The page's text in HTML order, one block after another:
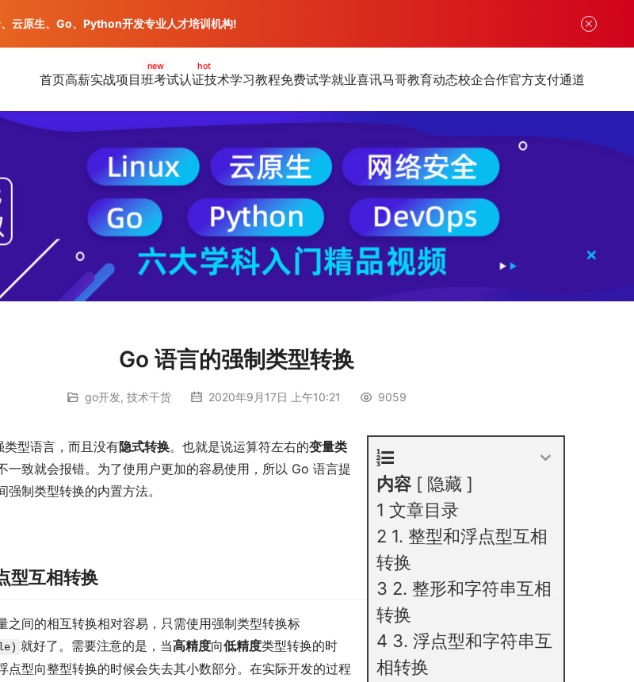
首页高薪实战项目班
new
考试认证
hot
技术学习教程免费试学就业喜讯马哥教育动态校企合作官方支付通道
Go 语言的强制类型转换
go开发, 技术干货 2020年9月17日 上午10:21 9059
内容
隐藏
1 文章目录
2 1. 整型和浮点型互相
转换
3 2. 整形和字符串互相
转换
4 3. 浮点型和字符串互
相转换
型语言，而且没有隐式转换。也就是说运算符左右的变量类
一致就会报错。为了使用户更加的容易使用，所以 Go 语言提
强制类型转换的内置方法。
型互相转换
之间的相互转换相对容易，只需使用强制类型转换标
就好了。需要注意的是，当高精度向低精度类型转换的时
点型向整型转换的时候会失去其小数部分。在实际开发的过程
云原生、Go、Python开发专业人才培训机构!